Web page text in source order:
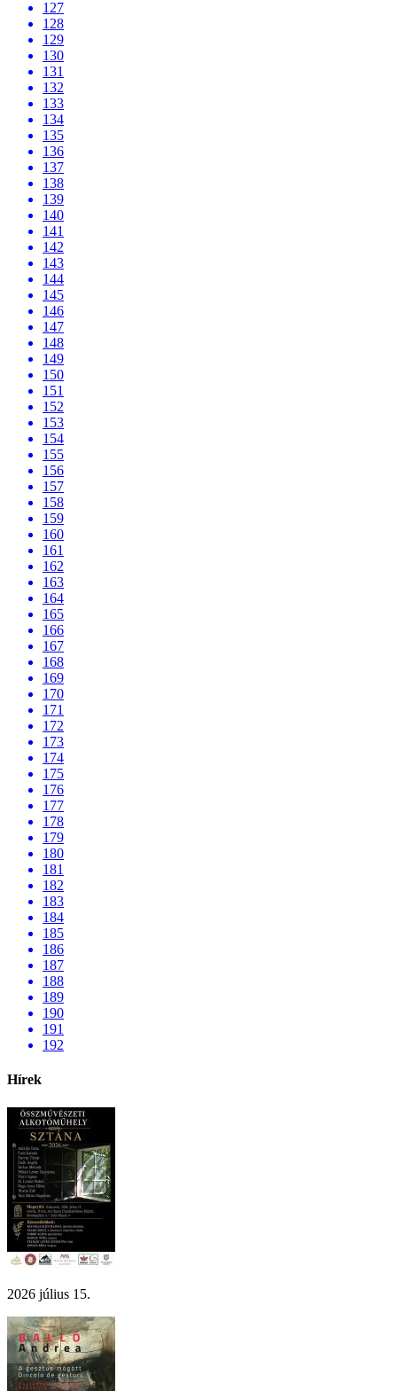
127
128
129
130
131
132
133
134
135
136
137
138
139
140
141
142
143
144
145
146
147
148
149
150
151
152
153
154
155
156
157
158
159
160
161
162
163
164
165
166
167
168
169
170
171
172
173
174
175
176
177
178
179
180
181
182
183
184
185
186
187
188
189
190
191
192
Hírek
2026 július 15.